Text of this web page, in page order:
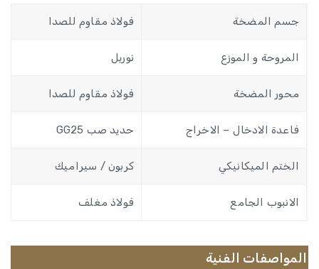
جسم المضخة فولاذ مقاوم للصدا
المروحة و الموزع نوريل
محور المضخة فولاذ مقاوم للصدا
فاعدة الادخال – الاخراج حديد صب GG25
الختم الميكانيكي كربون / سيراميك
الانبوب الجامع فولاذ مغلف
المواصفات الفنية